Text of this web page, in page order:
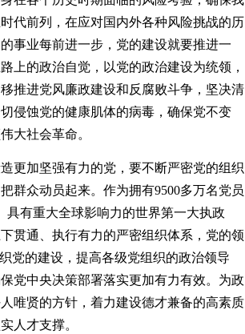
代前列，在应对国内外各种风险挑战的历
事业每前进一步，党的建设就要推进一
上的政治自觉，以党的政治建设为统领，
推进党风廉政建设和反腐败斗争，坚决清
侵蚀党的健康肌体的病毒，确保党不变
大社会革命。
更加坚强有力的党，要不断严密党的组织
群众动员起来。作为拥有9500多万名党员
具有重大全球影响力的世界第一大执政
贯通、执行有力的严密组织体系，党的领
党的建设，提高各级党组织的政治领导
党中央决策部署落实更加有力有效。为政
唯贤的方针，着力建设德才兼备的高素质
人才支撑。